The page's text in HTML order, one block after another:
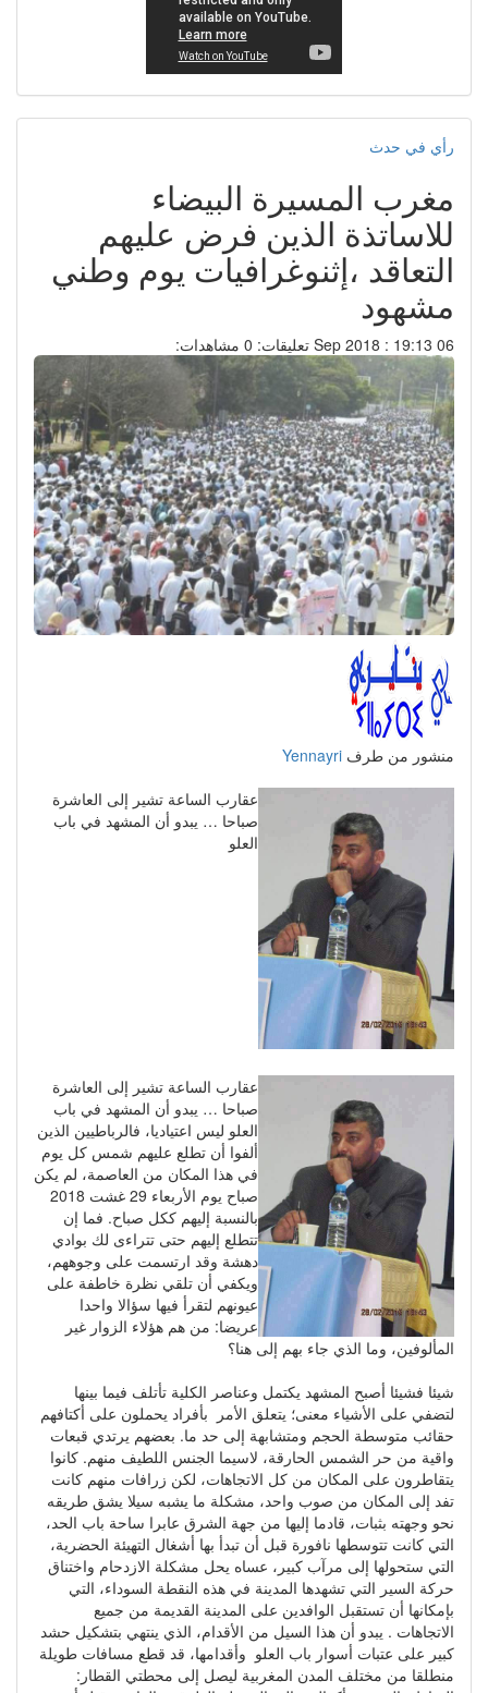
رأي في حدث
مغرب المسيرة البيضاء
للاساتذة الذين فرض عليهم
التعاقد ،إثنوغرافيات يوم وطني
مشهود
تعليقات: 0 مشاهدات:
منشور من طرفYennayri
عقارب الساعة تشير إلى العاشرة
صباحا … يبدو أن المشهد في باب
العلو
عقارب الساعة تشير إلى العاشرة
صباحا … يبدو أن المشهد في باب
العلو ليس اعتياديا، فالرباطيين الذين
ألفوا أن تطلع عليهم شمس كل يوم
في هذا المكان من العاصمة، لم يكن
صباح يوم الأربعاء 29 غشت 2018
بالنسبة إليهم ككل صباح. فما إن
تتطلع إليهم حتى تتراءى لك بوادي
دهشة وقد ارتسمت على وجوههم،
ويكفي أن تلقي نظرة خاطفة على
عيونهم لتقرأ فيها سؤالا واحدا
عريضا: من هم هؤلاء الزوار غير
المألوفين، وما الذي جاء بهم إلى هنا؟
شيئا فشيئا أصبح المشهد يكتمل وعناصر الكلية تأتلف فيما بينها
لتضفي على الأشياء معنى؛ يتعلق الأمر بأفراد يحملون على أكتافهم
حقائب متوسطة الحجم ومتشابهة إلى حد ما. بعضهم يرتدي قبعات
واقية من حر الشمس الحارقة، لاسيما الجنس اللطيف منهم. كانوا
يتقاطرون على المكان من كل الاتجاهات، لكن زرافات منهم كانت
تفد إلى المكان من صوب واحد، مشكلة ما يشبه سيلا يشق طريقه
نحو وجهته بثبات، قادما إليها من جهة الشرق عابرا ساحة باب الحد،
التي كانت تتوسطها نافورة قبل أن تبدأ بها أشغال التهيئة الحضرية،
التي ستحولها إلى مرآب كبير، عساه يحل مشكلة الازدحام واختناق
حركة السير التي تشهدها المدينة في هذه النقطة السوداء، التي
بإمكانها أن تستقبل الوافدين على المدينة القديمة من جميع
الاتجاهات . يبدو أن هذا السيل من الأقدام، الذي ينتهي بتشكيل حشد
كبير على عتبات أسوار باب العلو وأقدامها، قد قطع مسافات طويلة
منطلقا من مختلف المدن المغربية ليصل إلى محطتي القطار: